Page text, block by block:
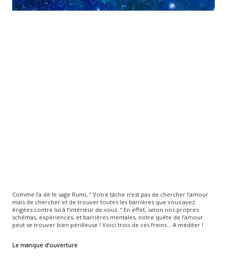
Comme l’a dit le sage Rumi, “ Votre tâche n’est pas de chercher l’amour
mais de chercher et de trouver toutes les barrières que vous avez
érigées contre lui à l’intérieur de vous. “ En effet, selon nos propres
schémas, expériences, et barrières mentales, notre quête de l’amour
peut se trouver bien périlleuse ! Voici trois de ces freins... A méditer !
Le manque d’ouverture